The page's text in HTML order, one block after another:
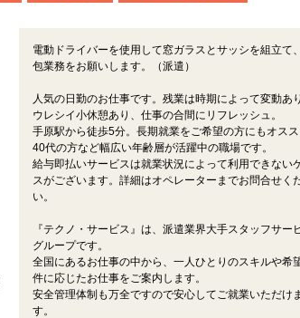
電動ドライバーを使用して窓ガラスとサッシを組立て
包業務をお願いします。（派遣）
人気の日勤のお仕事です。残業は時期によって変動あり
ウレシイ小休憩あり、仕事の合間にリフレッシュ。
手原駅から徒歩5分。長期就業をご希望の方にもオスス
40代の方など幅広い年齢層が活躍中の職場です。
給与即払いサービスは就業状況によって利用できない
スがございます。詳細はオペレーターまでお問合せく
い。
『テクノ・サービス』は、派遣業界大手スタッフサー
グループです。
全国にあるお仕事の中から、一人ひとりのスキルや希
件に応じたお仕事をご案内します。
安全管理体制も万全ですので安心してご就業いただけま
す。